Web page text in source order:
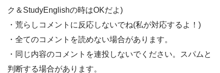
ク＆StudyEnglishの時はOKだよ)
・荒らしコメントに反応しないでね(私が対応するよ！)
・全てのコメントを読めない場合があります。
・同じ内容のコメントを連投しないでください。スパムと
判断する場合があります。